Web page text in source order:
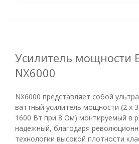
Усилитель мощности
NX6000
NX6000 представляет собой
ваттный усилитель мощности (2 х
1600 Вт при 8 Ом) монтируемый в
надежный, благодаря
технологии высокой плотности